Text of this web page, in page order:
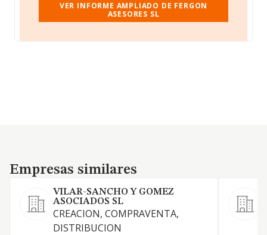
VER INFORME AMPLIADO DE FERGON
ASESORES SL
Empresas similares
Empresas similares
VILAR-SANCHO Y GOMEZ
ASOCIADOS SL
CREACION, COMPRAVENTA,
DISTRIBUCION